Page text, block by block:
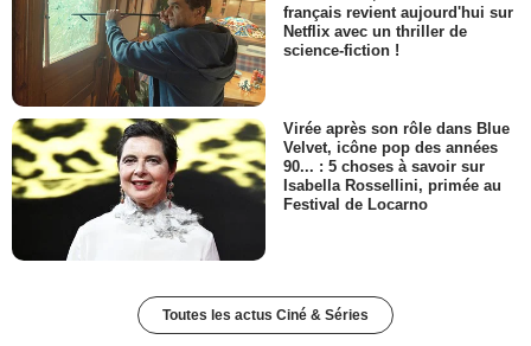
français revient aujourd'hui sur
Netflix avec un thriller de
science-fiction !
Virée après son rôle dans Blue
Velvet, icône pop des années
90... : 5 choses à savoir sur
Isabella Rossellini, primée au
Festival de Locarno
Toutes les actus Ciné & Séries